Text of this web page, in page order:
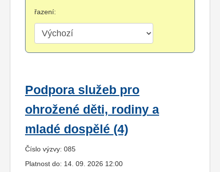
řazení:
Podpora služeb pro
ohrožené děti, rodiny a
mladé dospělé (4)
Číslo výzvy: 085
Platnost do: 14. 09. 2026 12:00